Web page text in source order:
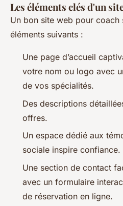
Les éléments clés d'un
Un bon site web pour
éléments suivants :
Une page d’accueil
votre nom ou logo avec
de vos spécialités.
Des descriptions
offres.
Un espace dédié aux
sociale inspire confiance.
Une section de contact
avec un formulaire
de réservation en ligne.